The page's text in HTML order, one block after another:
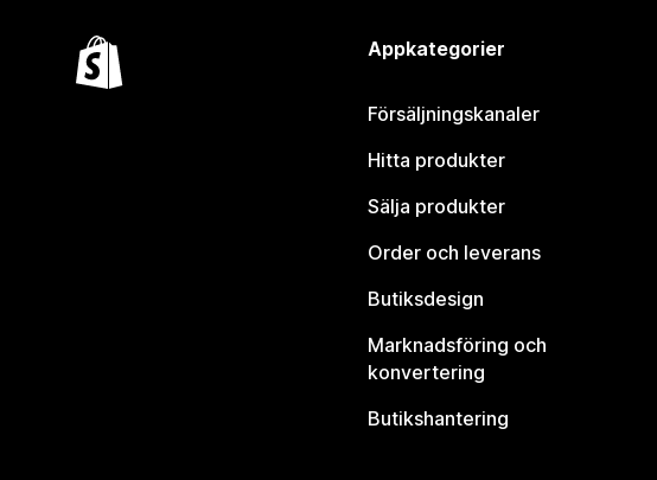
Appkategorier
Försäljningskanaler
Hitta produkter
Sälja produkter
Order och leverans
Butiksdesign
Marknadsföring och
konvertering
Butikshantering